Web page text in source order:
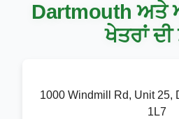
Dartmouth
ਖੇਤਰਾਂ ਦੀ
1000 Windmill Rd, Unit 25,
1L7